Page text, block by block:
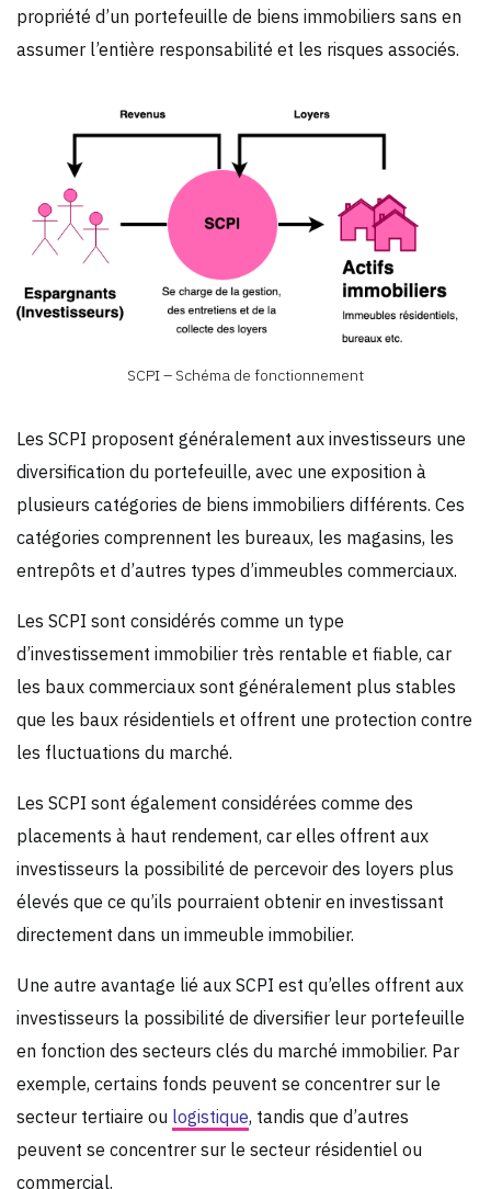
propriété d’un portefeuille de biens immobiliers sans en
assumer l’entière responsabilité et les risques associés.
SCPI – Schéma de fonctionnement
Les SCPI proposent généralement aux investisseurs une
diversification du portefeuille, avec une exposition à
plusieurs catégories de biens immobiliers différents. Ces
catégories comprennent les bureaux, les magasins, les
entrepôts et d’autres types d’immeubles commerciaux.
Les SCPI sont considérés comme un type
d’investissement immobilier très rentable et fiable, car
les baux commerciaux sont généralement plus stables
que les baux résidentiels et offrent une protection contre
les fluctuations du marché.
Les SCPI sont également considérées comme des
placements à haut rendement, car elles offrent aux
investisseurs la possibilité de percevoir des loyers plus
élevés que ce qu’ils pourraient obtenir en investissant
directement dans un immeuble immobilier.
Une autre avantage lié aux SCPI est qu’elles offrent aux
investisseurs la possibilité de diversifier leur portefeuille
en fonction des secteurs clés du marché immobilier. Par
exemple, certains fonds peuvent se concentrer sur le
secteur tertiaire ou logistique, tandis que d’autres
peuvent se concentrer sur le secteur résidentiel ou
commercial.